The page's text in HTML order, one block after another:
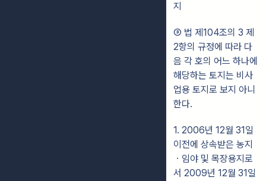
지
③ 법 제104조의 3 제
2항의 규정에 따라 다
음 각 호의 어느 하나에
해당하는 토지는 비사
업용 토지로 보지 아니
한다.
1. 2006년 12월 31일
이전에 상속받은 농지
ㆍ임야 및 목장용지로
서 2009년 12월 31일